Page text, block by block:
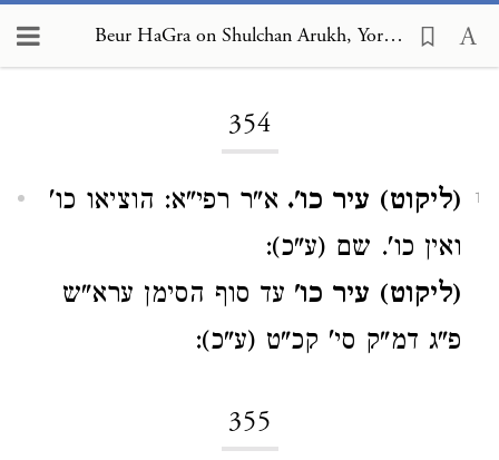
Beur HaGra on Shulchan Arukh, Yoreh De'ah 354
354
1 (ליקוט) עיר כו'. א"ר רפי"א: הוציאו כו'
ואין כו'. שם (ע"כ):
(ליקוט) עיר כו' עד סוף הסימן ערא"ש
פ"ג דמ"ק סי' קכ"ט (ע"כ):
355